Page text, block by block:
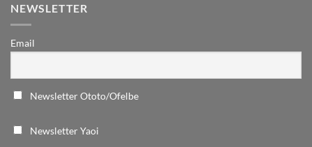
NEWSLETTER
Email
Newsletter Ototo/Ofelbe
Newsletter Yaoi